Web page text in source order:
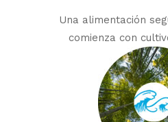
Una alimentación
comienza con